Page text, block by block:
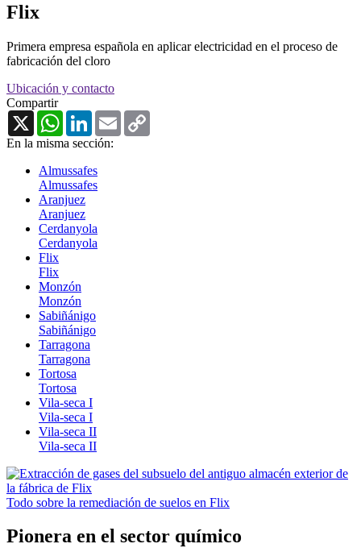
Flix
Primera empresa española en aplicar electricidad en el proceso de
fabricación del cloro
Ubicación y contacto
Compartir
X
WhatsAppLinkedInEmail
En la misma sección:
Almussafes
Almussafes
Aranjuez
Aranjuez
Cerdanyola
Cerdanyola
Flix
Flix
Monzón
Monzón
Sabiñánigo
Sabiñánigo
Tarragona
Tarragona
Tortosa
Tortosa
Vila-seca I
Vila-seca I
Vila-seca II
Vila-seca II
Todo sobre la remediación de suelos en Flix
Pionera en el sector químico